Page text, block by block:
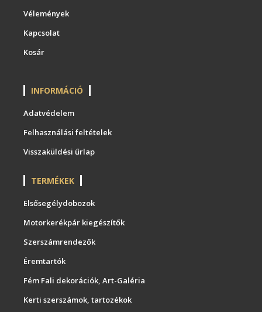
Vélemények
Kapcsolat
Kosár
INFORMÁCIÓ
Adatvédelem
Felhasználási feltételek
Visszaküldési űrlap
TERMÉKEK
Elsősegélydobozok
Motorkerékpár kiegészítők
Szerszámrendezők
Éremtartók
Fém Fali dekorációk, Art-Galéria
Kerti szerszámok, tartozékok